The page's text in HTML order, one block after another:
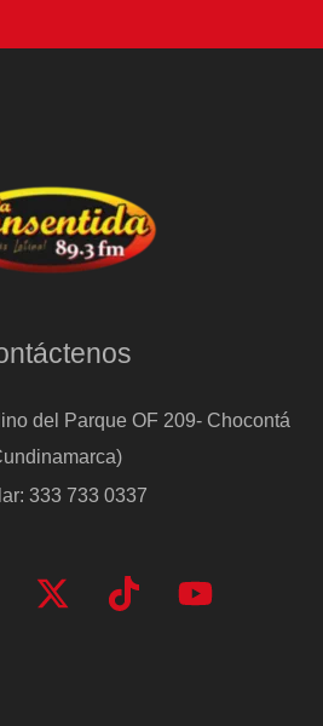
del Parque OF 209- Chocontá
333 733 0337